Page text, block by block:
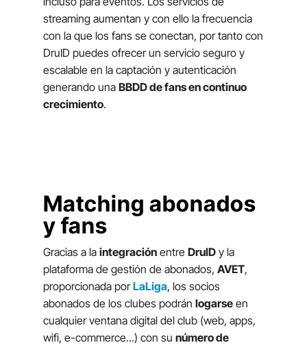
streaming aumentan y con ello la frecuencia
con la que los fans se conectan, por tanto con
DruID puedes ofrecer un servicio seguro y
escalable en la captación y autenticación
generando una BBDD de fans en continuo
crecimiento.
Matching abonados
y fans
Gracias a la integraciónentre DruIDy la
plataforma de gestión de abonados, AVET,
proporcionada porLaLiga, los socios
abonados de los clubes podrán logarseen
cualquier ventana digital del club (web, apps,
wifi, e-commerce...) con su número de